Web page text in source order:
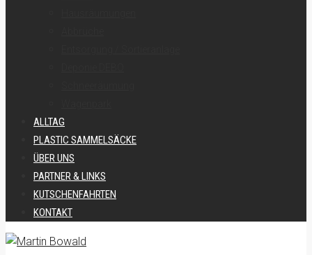
ALLTAG
PLASTIC SAMMELSÄCKE
ÜBER UNS
PARTNER & LINKS
KUTSCHENFAHRTEN
KONTAKT